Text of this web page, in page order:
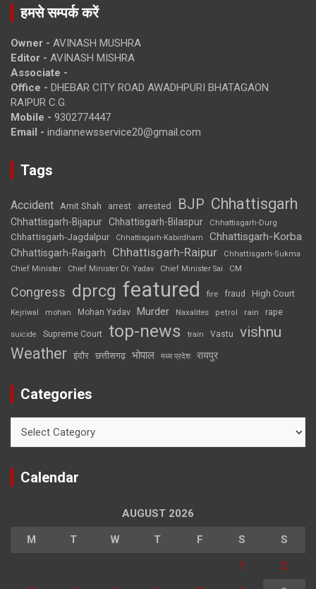
हमसे सम्पर्क करें
Owner - AVINASH MUSHRA
Editor - AVINASH MISHRA
Associate -
Office - DHEBAR CITY ROAD AWADHPURI BHATAGAON
RAIPUR C.G.
Mobile - 9302774447
Email - indiannewsservice20@gmail.com
Tags
Accident Amit Shah arrest arrested BJP Chhattisgarh
Chhattisgarh-Bijapur Chhattisgarh-Bilaspur Chhattisgarh-Durg
Chhattisgarh-Jagdalpur Chhattisgarh-Kabirdham Chhattisgarh-Korba
Chhattisgarh-Raigarh Chhattisgarh-Raipur
Chhattisgarh-Sukma
Chief Minister
Chief Minister Dr. Yadav Chief Minister Sai CM
Congress dprcg featured fire fraud High Court
Kejriwal mohan Mohan Yadav Murder Naxalites petrol rain rape
suicide Supreme Court top-news train Vastu vishnu
Weather इंदौर छत्तीसगढ़ भोपाल मध्य प्रदेश रायपुर
Categories
Calendar
AUGUST 2026
M T W T F S S
1 2